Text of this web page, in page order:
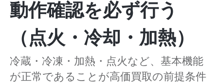
動作確認を必ず行う
（点火・冷却・加熱）
冷蔵・冷凍・加熱・点火など、基本機能
が正常であることが高価買取の前提条件